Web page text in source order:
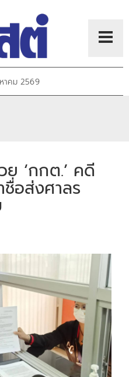
าคม 2569
ย ‘กกต.’ คดี
อส่งศาลร